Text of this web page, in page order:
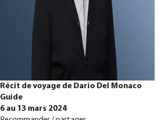
Récit de voyage de Dario Del Monaco
Guide
6 au 13 mars 2024